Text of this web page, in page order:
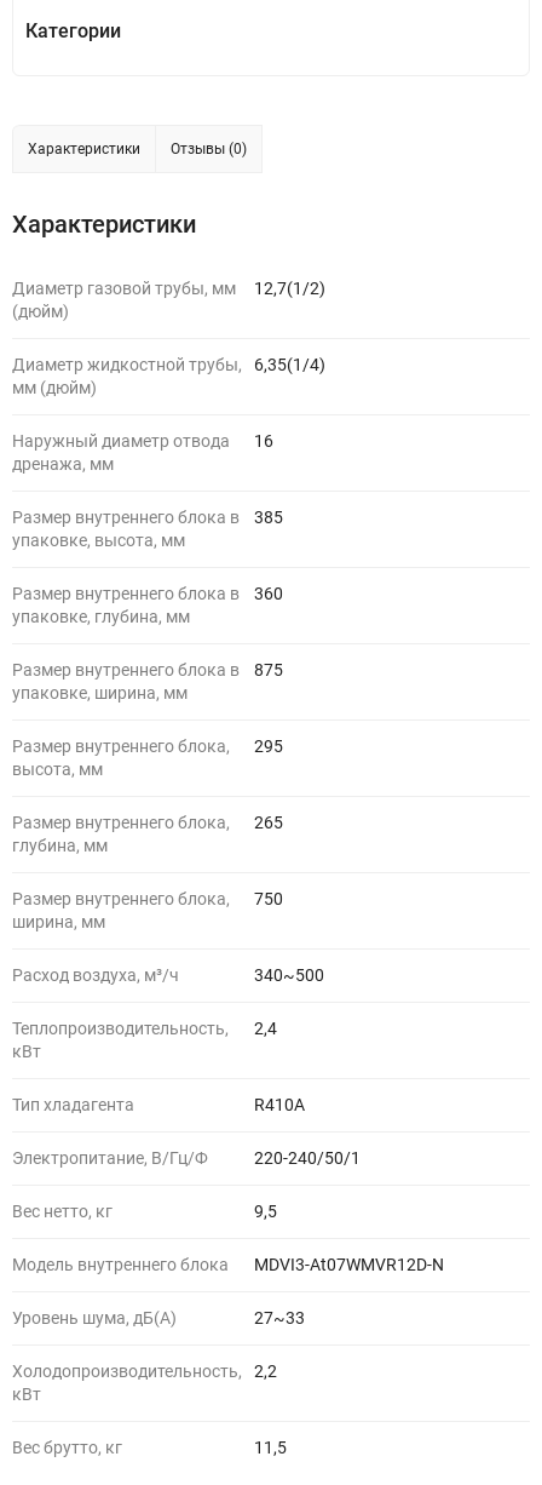
Категории
Характеристики Отзывы (0)
Характеристики
Диаметр газовой трубы, мм
(дюйм)
12,7(1/2)
Диаметр жидкостной трубы,
мм (дюйм)
6,35(1/4)
Наружный диаметр отвода
дренажа, мм
16
Размер внутреннего блока в
упаковке, высота, мм
385
Размер внутреннего блока в
упаковке, глубина, мм
360
Размер внутреннего блока в
упаковке, ширина, мм
875
Размер внутреннего блока,
высота, мм
295
Размер внутреннего блока,
глубина, мм
265
Размер внутреннего блока,
ширина, мм
750
Расход воздуха, м³/ч 340~500
Теплопроизводительность,
кВт
2,4
Тип хладагента R410A
Электропитание, В/Гц/Ф 220-240/50/1
Вес нетто, кг 9,5
Модель внутреннего блока MDVI3-At07WMVR12D-N
Уровень шума, дБ(A) 27~33
Холодопроизводительность,
кВт
2,2
Вес брутто, кг 11,5